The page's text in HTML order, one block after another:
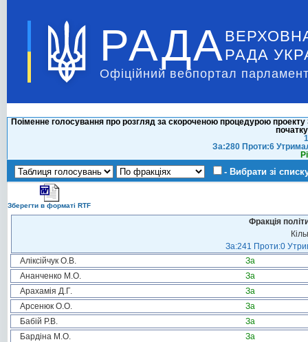
РАДА РАДА
Офіційний вебпортал
Поіменне голосування про розгляд за скороченою процедурою
За:280 Проти:6
- Вибрати зі
Зберегти в форматі RTF
Фракція
За:241 Проти:0
Аліксійчук О.В.
За
Ананченко М.О.
За
Арахамія Д.Г.
За
Арсенюк О.О.
За
Бабій Р.В.
За
Бардіна М.О.
За